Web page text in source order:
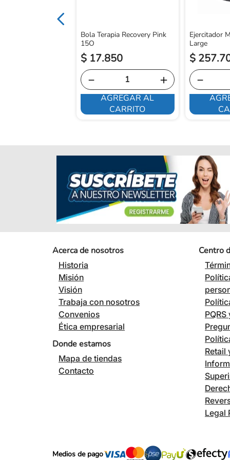
Bola Terapia Recovery Pink
15O
$ 17.850
＋
－
AGREGAR AL
CARRITO
Ejercitador
Large
$ 257.
－
Acerca de nosotros
Historia
Misión
Visión
Trabaja con nosotros
Convenios
Ética empresarial
Donde estamos
Mapa de tiendas
Contacto
Centro
Retail
Legal
Medios de pago